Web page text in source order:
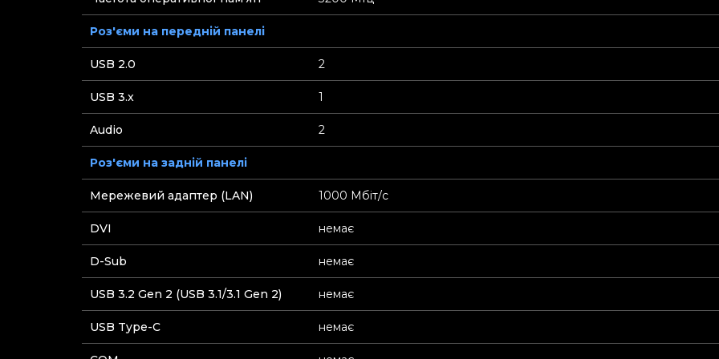
Роз'єми на передній панелі
USB 2.0 2
USB 3.x 1
Audio 2
Роз'єми на задній панелі
Мережевий адаптер (LAN) 1000 Мбіт/с
DVI немає
D-Sub немає
USB 3.2 Gen 2 (USB 3.1/3.1 Gen 2) немає
USB Type-C немає